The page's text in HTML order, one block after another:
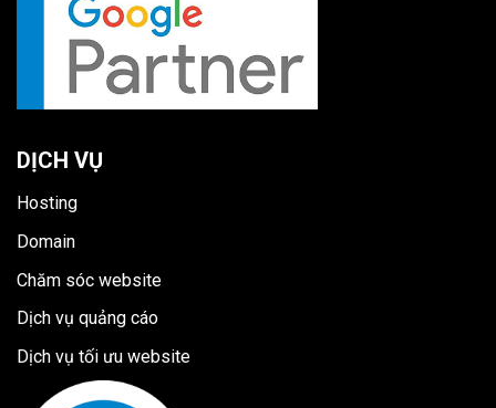
DỊCH VỤ
Hosting
Domain
Chăm sóc website
Dịch vụ quảng cáo
Dịch vụ tối ưu website